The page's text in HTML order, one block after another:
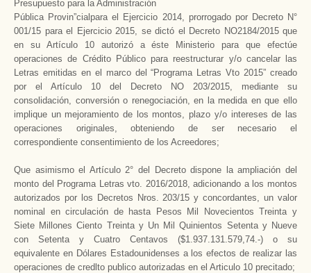
Presupuesto para la Administración
Pública Provin”cialpara el Ejercicio 2014, prorrogado por Decreto N°
001/15 para el Ejercicio 2015, se dictó el Decreto NO2184/2015 que
en su Artículo 10 autorizó a éste Ministerio para que efectúe
operaciones de Crédito Público para reestructurar y/o cancelar las
Letras emitidas en el marco del “Programa Letras Vto 2015” creado
por el Artículo 10 del Decreto NO 203/2015, mediante su
consolidación, conversión o renegociación, en la medida en que ello
implique un mejoramiento de los montos, plazo y/o intereses de las
operaciones originales, obteniendo de ser necesario el
correspondiente consentimiento de los Acreedores;
Que asimismo el Artículo 2° del Decreto dispone la ampliación del
monto del Programa Letras vto. 2016/2018, adicionando a los montos
autorizados por los Decretos Nros. 203/15 y concordantes, un valor
nominal en circulación de hasta Pesos Mil Novecientos Treinta y
Siete Millones Ciento Treinta y Un Mil Quinientos Setenta y Nueve
con Setenta y Cuatro Centavos ($1.937.131.579,74.-) o su
equivalente en Dólares Estadounidenses a los efectos de realizar las
operaciones de credlto publico autorizadas en el Articulo 10 precitado;